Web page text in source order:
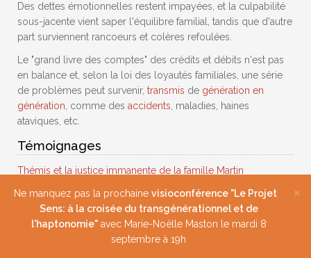
Des dettes émotionnelles restent impayées, et la culpabilité
sous-jacente vient saper l'équilibre familial, tandis que d'autre
part surviennent rancoeurs et colères refoulées.
Le "grand livre des comptes" des crédits et débits n'est pas
en balance et, selon la loi des loyautés familiales, une série
de problèmes peut survenir, transmis de génération en
génération , comme des accidents , maladies, haines
ataviques, etc.
Témoignages
Thémis et la justice immanente de la famille Martin
×
Ne manquez pas la prochaine visioconférence "Le Projet
Sens: à la croisée du transgénérationnel et de
l'haptonomie" avec Marie-Noëlle Maston le mardi 8
septembre à 19h